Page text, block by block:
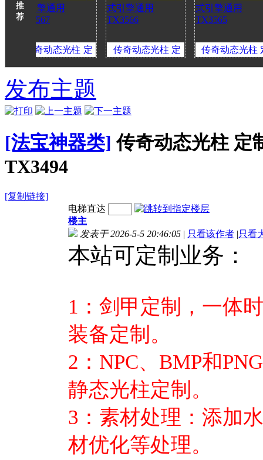
推
荐
动态光柱 定
式引擎通用
TX3567
传奇动态光柱 定
式引擎通用
传奇动态光柱 定
发布主题
[法宝神器类] 传奇动态光柱 定
TX3494
[复制链接]
电梯直达
楼主
发表于 2026-5-5 20:46:05 | 只看该作者 |只看
本站可定制业务：
1：剑甲定制，一体
装备定制。
2：NPC、BMP和
静态光柱定制。
3：素材处理：添加
材优化等处理。